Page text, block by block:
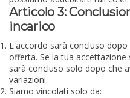
Articolo 3:
incarico
L'accordo sarà concluso
offerta. Se la tua
sarà concluso solo dopo che
variazioni.
Siamo vincolati solo da: